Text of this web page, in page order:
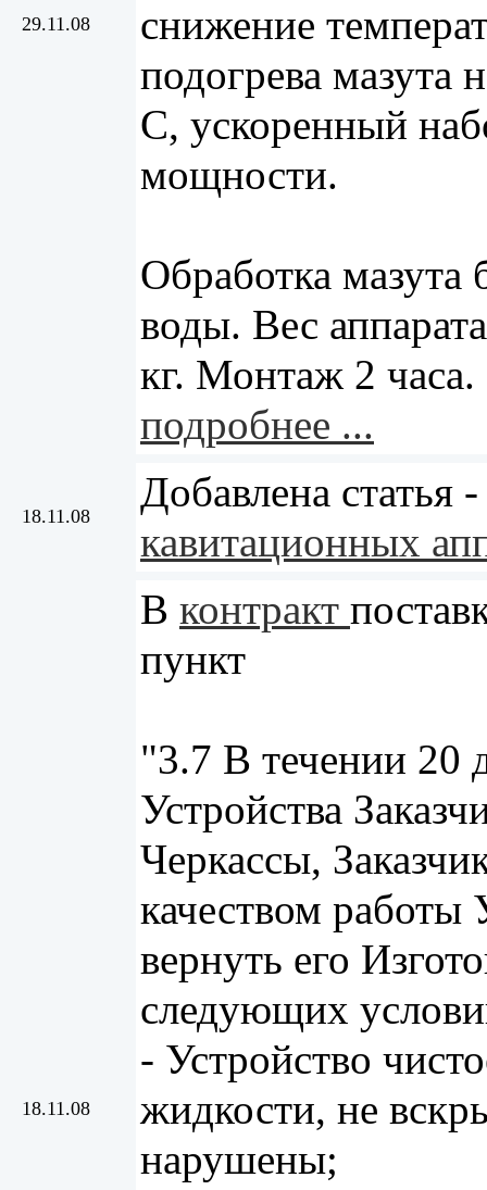
29.11.08
снижение
подогрева мазута
С, ускоренный
мощности.
Обработка мазута
воды. Вес
кг. Монтаж 2 часа.
подробнее ...
18.11.08
Добавлена статья
кавитационных
18.11.08
В контракт
пункт
"3.7 В течении 20
Устройства
Черкассы,
качеством работы
вернуть его
следующих
- Устройство
жидкости, не
нарушены;